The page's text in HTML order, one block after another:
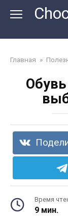
Главная »
Обувь
Время
9 мин.